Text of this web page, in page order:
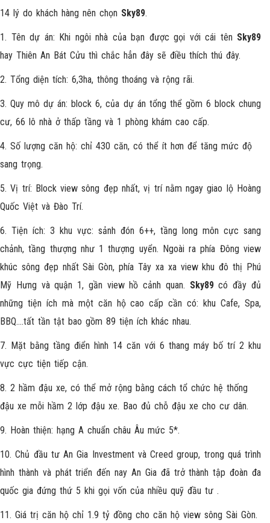
14 lý do khách hàng nên chọn Sky89.
1. Tên dự án: Khi ngôi nhà của bạn được gọi với cái tên Sky89
hay Thiên An Bát Cửu thì chắc hẳn đây sẽ điều thích thú đây.
2. Tổng diện tích: 6,3ha, thông thoáng và rộng rãi.
3. Quy mô dự án: block 6, của dự án tổng thể gồm 6 block chung
cư, 66 lô nhà ở thấp tầng và 1 phòng khám cao cấp.
4. Số lượng căn hộ: chỉ 430 căn, có thể ít hơn để tăng mức độ
sang trọng.
5. Vị trí: Block view sông đẹp nhất, vị trí nằm ngay giao lộ Hoàng
Quốc Việt và Đào Trí.
6. Tiện ích: 3 khu vực: sảnh đón 6++, tầng long môn cực sang
chảnh, tầng thượng như 1 thượng uyển. Ngoài ra phía Đông view
khúc sông đẹp nhất Sài Gòn, phía Tây xa xa view khu đô thị Phú
Mỹ Hưng và quận 1, gần view hồ cảnh quan. Sky89có đầy đủ
những tiện ích mà một căn hộ cao cấp cần có: khu Cafe, Spa,
BBQ….tất tần tật bao gồm 89 tiện ích khác nhau.
7. Mặt bằng tầng điển hình 14 căn với 6 thang máy bố trí 2 khu
vực cực tiện tiếp cận.
8. 2 hầm đậu xe, có thể mở rộng bằng cách tổ chức hệ thống
đậu xe mỗi hầm 2 lớp đậu xe. Bao đủ chỗ đậu xe cho cư dân.
9. Hoàn thiện: hạng A chuẩn châu Âu mức 5*.
10. Chủ đầu tư An Gia Investment và Creed group, trong quá trình
hình thành và phát triển đến nay An Gia đã trở thành tập đoàn đa
quốc gia đứng thứ 5 khi gọi vốn của nhiều quỹ đầu tư .
11. Giá trị căn hộ chỉ 1.9 tỷ đồng cho căn hộ view sông Sài Gòn.